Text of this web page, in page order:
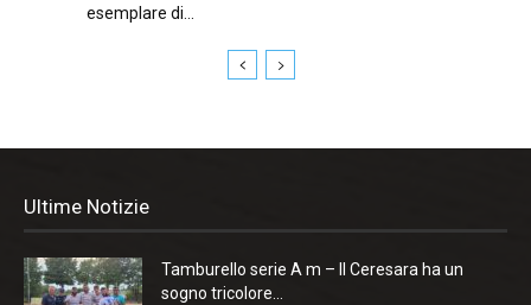
esemplare di...
Ultime Notizie
Tamburello serie A m – Il Ceresara ha un
sogno tricolore...